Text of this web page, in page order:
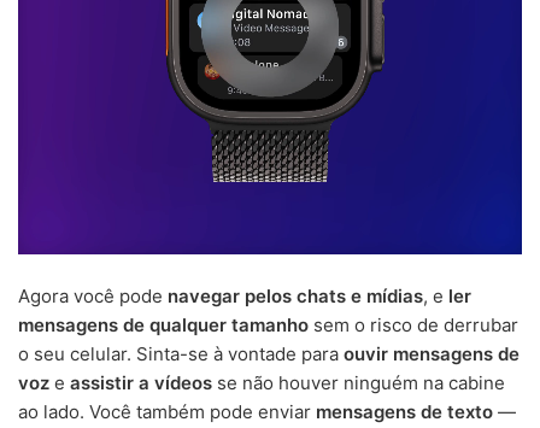
Agora você pode navegar pelos chats e mídias, e ler
mensagens de qualquer tamanho sem o risco de derrubar
o seu celular. Sinta-se à vontade para ouvir mensagens de
voz e assistir a vídeos se não houver ninguém na cabine
ao lado. Você também pode enviar mensagens de texto —